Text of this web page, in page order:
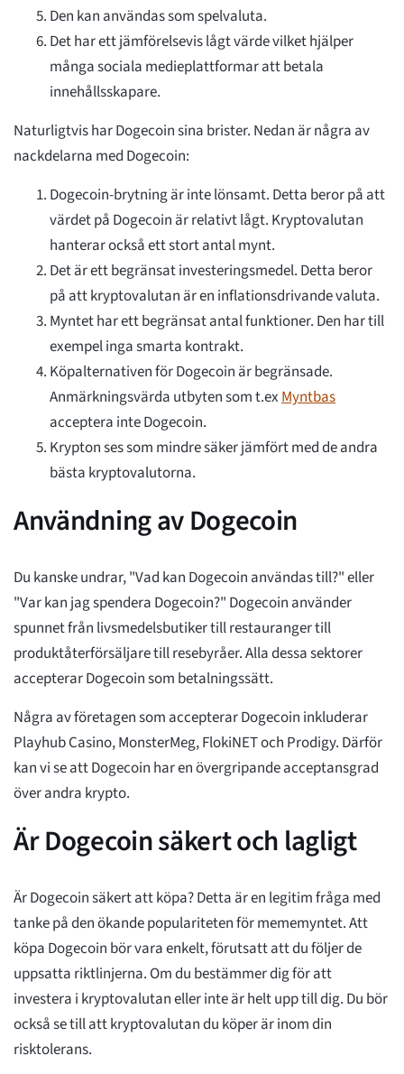
Den kan användas som spelvaluta.
Det har ett jämförelsevis lågt värde vilket hjälper
många sociala medieplattformar att betala
innehållsskapare.
Naturligtvis har Dogecoin sina brister. Nedan är några av
nackdelarna med Dogecoin:
Dogecoin-brytning är inte lönsamt. Detta beror på att
värdet på Dogecoin är relativt lågt. Kryptovalutan
hanterar också ett stort antal mynt.
Det är ett begränsat investeringsmedel. Detta beror
på att kryptovalutan är en inflationsdrivande valuta.
Myntet har ett begränsat antal funktioner. Den har till
exempel inga smarta kontrakt.
Köpalternativen för Dogecoin är begränsade.
Anmärkningsvärda utbyten som t.ex Myntbas
acceptera inte Dogecoin.
Krypton ses som mindre säker jämfört med de andra
bästa kryptovalutorna.
Användning av Dogecoin
Du kanske undrar, "Vad kan Dogecoin användas till?" eller
"Var kan jag spendera Dogecoin?" Dogecoin använder
spunnet från livsmedelsbutiker till restauranger till
produktåterförsäljare till resebyråer. Alla dessa sektorer
accepterar Dogecoin som betalningssätt.
Några av företagen som accepterar Dogecoin inkluderar
Playhub Casino, MonsterMeg, FlokiNET och Prodigy. Därför
kan vi se att Dogecoin har en övergripande acceptansgrad
över andra krypto.
Är Dogecoin säkert och lagligt
Är Dogecoin säkert att köpa? Detta är en legitim fråga med
tanke på den ökande populariteten för mememyntet. Att
köpa Dogecoin bör vara enkelt, förutsatt att du följer de
uppsatta riktlinjerna. Om du bestämmer dig för att
investera i kryptovalutan eller inte är helt upp till dig. Du bör
också se till att kryptovalutan du köper är inom din
risktolerans.